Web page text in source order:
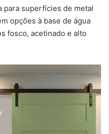
para superfícies de metal
opções à base de água
fosco, acetinado e alto